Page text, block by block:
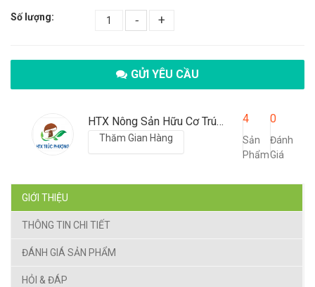
Số lượng: - +
GỬI YÊU CẦU
HTX Nông Sản Hữu Cơ Trúc Phượng
Thăm Gian Hàng
4
Sản
Phẩm
0
Đánh
Giá
GIỚI THIỆU
THÔNG TIN CHI TIẾT
ĐÁNH GIÁ SẢN PHẨM
HỎI & ĐÁP